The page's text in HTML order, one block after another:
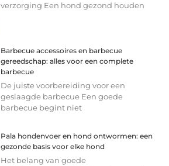
verzorging Een hond gezond houden
Barbecue accessoires en barbecue
gereedschap: alles voor een complete
barbecue
De juiste voorbereiding voor een
geslaagde barbecue Een goede
barbecue begint niet
Pala hondenvoer en hond ontwormen: een
gezonde basis voor elke hond
Het belang van goede